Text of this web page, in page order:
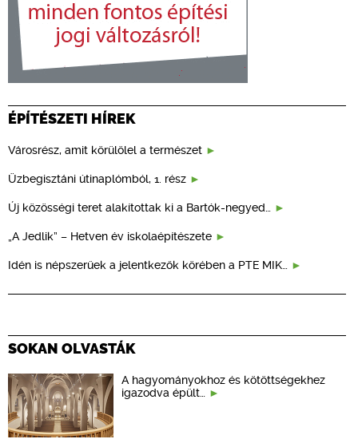
ÉPÍTÉSZETI HÍREK
Városrész, amit körülölel a természet
Üzbegisztáni útinaplómból, 1. rész
Új közösségi teret alakítottak ki a Bartók-negyed…
„A Jedlik” – Hetven év iskolaépítészete
Idén is népszerűek a jelentkezők körében a PTE MIK…
SOKAN OLVASTÁK
A hagyományokhoz és kötöttségekhez
igazodva épült…